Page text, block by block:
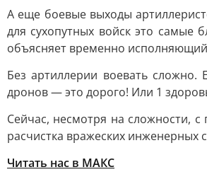
А еще боевые выходы
для сухопутных войск это самые
объясняет временно
Без артиллерии воевать
дронов — это дорого! Или 1
Сейчас, несмотря на сложности,
расчистка вражеских инженерных
Читать нас в МАКС